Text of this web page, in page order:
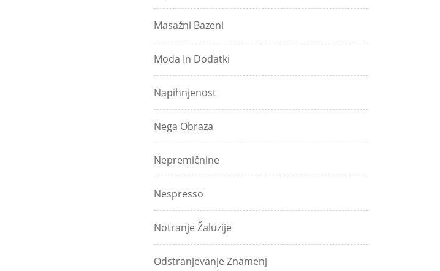
Masažni Bazeni
Moda In Dodatki
Napihnjenost
Nega Obraza
Nepremičnine
Nespresso
Notranje Žaluzije
Odstranjevanje Znamenj